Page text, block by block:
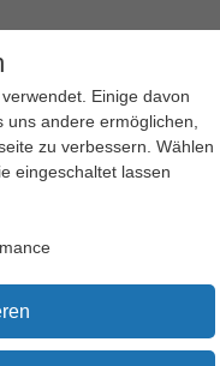
Einige davon
andere ermöglichen,
zu verbessern. Wählen
eingeschaltet lassen